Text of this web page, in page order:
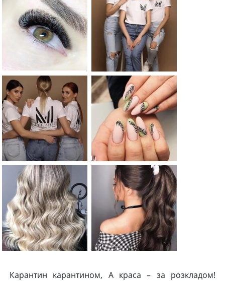
Карантин карантином, А краса – за розкладом!